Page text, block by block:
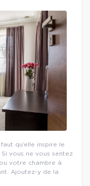
qu’elle inspire le
vous ne vous sentez
votre chambre à
Ajoutez-y de la